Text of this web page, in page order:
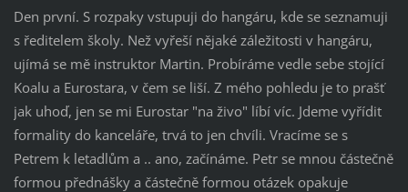
Den první. S rozpaky vstupuji do hangáru, kde se seznamuji
s ředitelem školy. Než vyřeší nějaké záležitosti v hangáru,
ujímá se mě instruktor Martin. Probíráme vedle sebe stojící
Koalu a Eurostara, v čem se liší. Z mého pohledu je to prašť
jak uhoď, jen se mi Eurostar "na živo" líbí víc. Jdeme vyřídit
formality do kanceláře, trvá to jen chvíli. Vracíme se s
Petrem k letadlům a .. ano, začínáme. Petr se mnou částečně
formou přednášky a částečně formou otázek opakuje